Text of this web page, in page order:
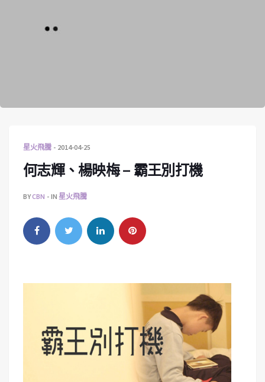
星火飛騰 2014-04-25
何志輝、楊映梅 – 霸王別打機
BYCBN IN 星火飛騰